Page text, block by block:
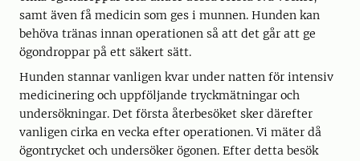
samt även få medicin som ges i munnen. Hunden kan
behöva tränas innan operationen så att det går att ge
ögondroppar på ett säkert sätt.
Hunden stannar vanligen kvar under natten för intensiv
medicinering och uppföljande tryckmätningar och
undersökningar. Det första återbesöket sker därefter
vanligen cirka en vecka efter operationen. Vi mäter då
ögontrycket och undersöker ögonen. Efter detta besök